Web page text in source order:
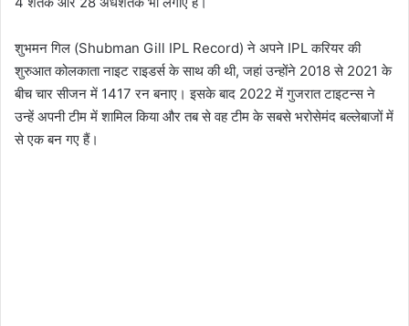
शुभमन गिल (Shubman Gill IPL Record) ने अपने IPL करियर की
शुरुआत कोलकाता नाइट राइडर्स के साथ की थी, जहां उन्होंने 2018 से 2021 के
बीच चार सीजन में 1417 रन बनाए। इसके बाद 2022 में गुजरात टाइटन्स ने
उन्हें अपनी टीम में शामिल किया और तब से वह टीम के सबसे भरोसेमंद बल्लेबाजों में
से एक बन गए हैं।